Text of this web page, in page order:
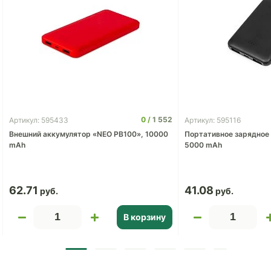
Артикул: 595433 0
1 552
Внешний аккумулятор «NEO PB100», 10000
mAh
62.71
В корзину
Артикул: 595116
Портативное
5000 mAh
41.08